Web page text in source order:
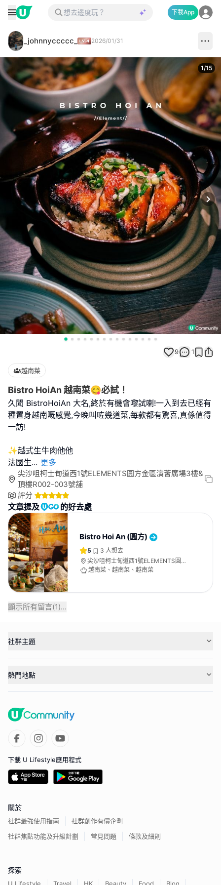
下載App
_johnnyccccc_ 2026/01/31
1/15
9 1
越南菜
Bistro HoiAn 越南菜😋必試！
久聞 BistroHoiAn 大名,終於有機會嚟試喇!一入到去已經有
種置身越南嘅感覺,今晚叫咗幾道菜,每款都有驚喜,真係值得
一訪!
✨越式生牛肉他他
法國生... 更多
尖沙咀柯士甸道西1號ELEMENTS圓方金區演薈廣場3樓&
頂樓R002-003號舖
評分
文章提及 的好去處
Bistro Hoi An (圓方)
5 3 人想去
尖沙咀柯士甸道西1號ELEMENTS圓方
金區演薈廣場3樓&頂樓R002-003號舖
越南菜、越南菜、越南菜
顯示所有留言(1)...
社群主題
熱門地點
下載 U Lifestyle應用程式
關於
社群最強使用指南
社群創作有價企劃
社群焦點功能及升級計劃
常見問題 條款及細則
探索
U Lifestyle Travel HK Beauty Food Blog